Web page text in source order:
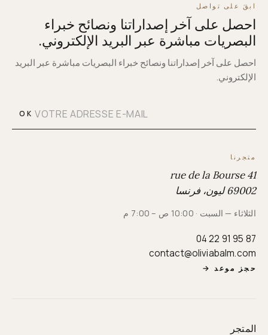
ابقَ على تواصل
احصل على آخر إصداراتنا ونصائح خبراء
البصريات مباشرة عبر البريد الإلكتروني.
احصل على آخر إصداراتنا ونصائح خبراء البصريات مباشرة عبر البريد
الإلكتروني.
OK
متجرنا
41 rue de la Bourse
69002 ليون، فرنسا
الثلاثاء — السبت · 10:00 ص – 7:00 م
04 22 91 95 87
contact@oliviabalm.com
حجز موعد →
المتجر